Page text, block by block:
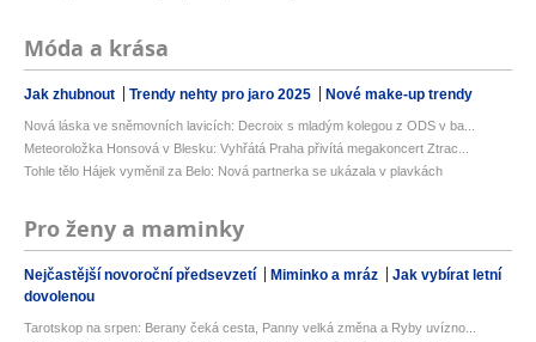
Móda a krása
Jak zhubnout Trendy nehty pro jaro 2025 Nové make-up trendy
Nová láska ve sněmovních lavicích: Decroix s mladým kolegou z ODS v ba...
Meteoroložka Honsová v Blesku: Vyhřátá Praha přivítá megakoncert Ztrac...
Tohle tělo Hájek vyměnil za Belo: Nová partnerka se ukázala v plavkách
Pro ženy a maminky
Nejčastější novoroční předsevzetí Miminko a mráz
Jak vybírat letní
dovolenou
Tarotskop na srpen: Berany čeká cesta, Panny velká změna a Ryby uvízno...